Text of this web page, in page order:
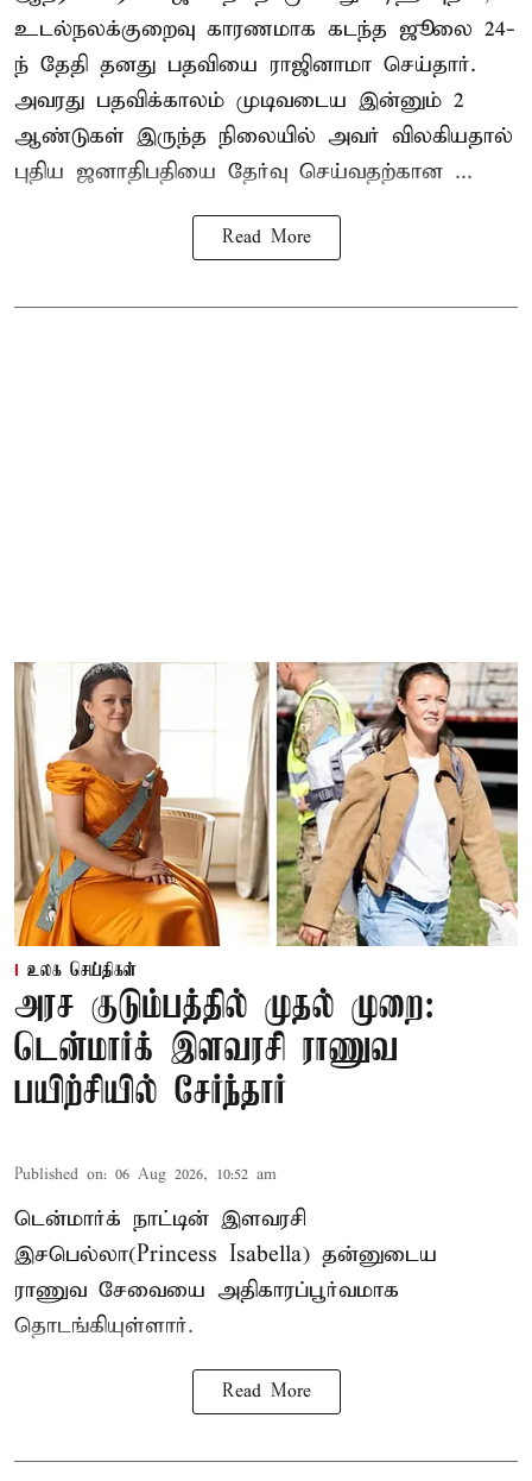
உடல்நலக்குறைவு காரணமாக கடந்த ஜூலை 24-
ந் தேதி தனது பதவியை ராஜினாமா செய்தார்.
அவரது பதவிக்காலம் முடிவடைய இன்னும் 2
ஆண்டுகள் இருந்த நிலையில் அவர் விலகியதால்
புதிய ஜனாதிபதியை தேர்வு செய்வதற்கான ...
Read More
உலக செய்திகள்
அரச குடும்பத்தில் முதல் முறை:
டென்மார்க் இளவரசி ராணுவ
பயிற்சியில் சேர்ந்தார்
Published on: 06 Aug 2026, 10:52 am
டென்மார்க் நாட்டின் இளவரசி
இசபெல்லா(Princess Isabella) தன்னுடைய
ராணுவ சேவையை அதிகாரப்பூர்வமாக
தொடங்கியுள்ளார்.
Read More